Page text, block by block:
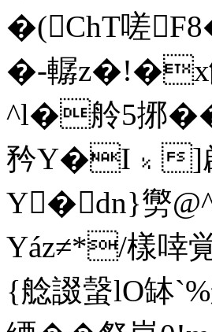
�(ChT嗟
�-轏z�!�x
^l�舲5捓
矜Y�I﹪]
Y�dn}勶
Yáz≠*/樣啈
{艌諁螜lO缽